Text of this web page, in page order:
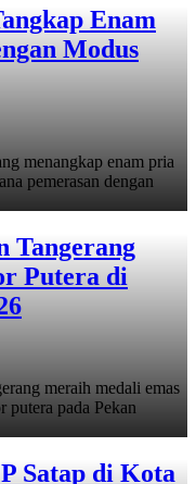
Enam
Modus
menangkap enam pria
pemerasan dengan
Tangerang
Putera di
meraih medali emas
putera pada Pekan
Satap di Kota